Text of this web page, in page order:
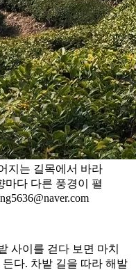
지는 길목에서 바라
마다 다른 풍경이 펼
사이를 걷다 보면 마치
다. 차밭 길을 따라 해발